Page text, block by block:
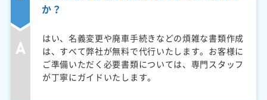
か？
はい、名義変更や廃車手続きなどの煩雑な書類作成
は、すべて弊社が無料で代行いたします。お客様に
ご準備いただく必要書類については、専門スタッフ
が丁寧にガイドいたします。